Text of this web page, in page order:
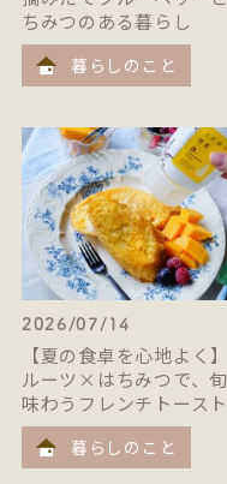
ちみつのある暮らし
暮らしのこと
2026/07/14
【夏の食卓を心地よく
ルーツ×はちみつで、
味わうフレンチトースト
暮らしのこと